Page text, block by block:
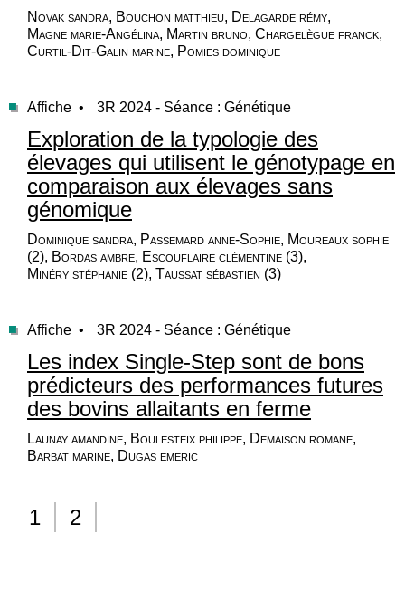
Novak sandra, Bouchon matthieu, Delagarde rémy,
Magne marie-Angélina, Martin bruno, Chargelègue franck,
Curtil-Dit-Galin marine, Pomies dominique
Affiche • 3R 2024 - Séance : Génétique
Exploration de la typologie des
élevages qui utilisent le génotypage en
comparaison aux élevages sans
génomique
Dominique sandra, Passemard anne-Sophie, Moureaux sophie
(2), Bordas ambre, Escouflaire clémentine (3),
Minéry stéphanie (2), Taussat sébastien (3)
Affiche • 3R 2024 - Séance : Génétique
Les index Single-Step sont de bons
prédicteurs des performances futures
des bovins allaitants en ferme
Launay amandine, Boulesteix philippe, Demaison romane,
Barbat marine, Dugas emeric
1 2